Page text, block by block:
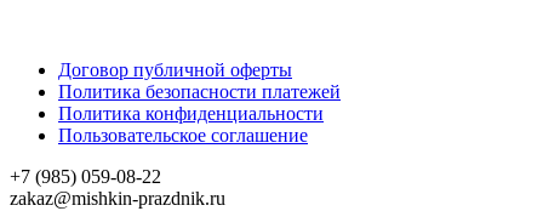
Договор публичной оферты
Политика безопасности платежей
Политика конфиденциальности
Пользовательское соглашение
+7 (985) 059-08-22
zakaz@mishkin-prazdnik.ru